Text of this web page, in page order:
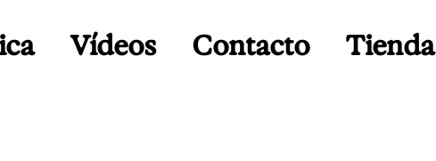
Vídeos Contacto Tienda